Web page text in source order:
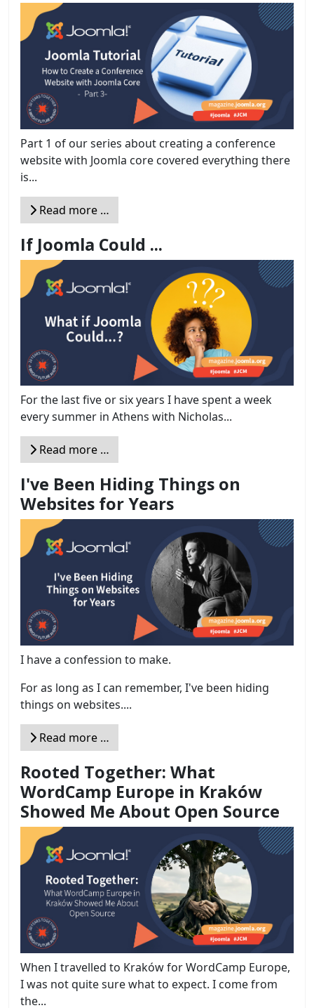
Part 1 of our series about creating a conference
website with Joomla core covered everything there
is...
Read more …
If Joomla Could ...
For the last five or six years I have spent a week
every summer in Athens with Nicholas...
Read more …
I've Been Hiding Things on
Websites for Years
I have a confession to make.
For as long as I can remember, I've been hiding
things on websites....
Read more …
Rooted Together: What
WordCamp Europe in Kraków
Showed Me About Open Source
When I travelled to Kraków for WordCamp Europe,
I was not quite sure what to expect. I come from
the...